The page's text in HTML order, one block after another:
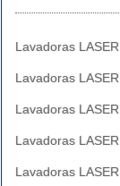
Lavadoras LASER
Lavadoras LASER
Lavadoras LASER
Lavadoras LASER
Lavadoras LASER